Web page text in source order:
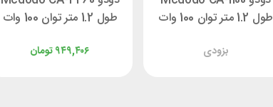
طول 1.2 متر توان 100 وات
بزودی
طول 1.2 متر توان 100 وات
تومان۹۴۹,۴۰۶